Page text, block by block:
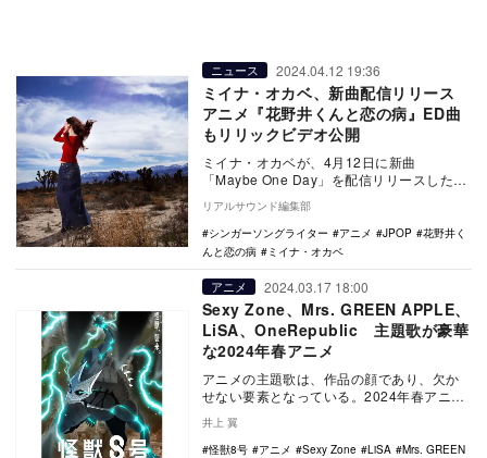
ニュース 2024.04.12 19:36
ミイナ・オカベ、新曲配信リリース
アニメ『花野井くんと恋の病』ED曲
もリリックビデオ公開
ミイナ・オカベが、4月12日に新曲
「Maybe One Day」を配信リリースした。
同楽曲は2025年発売予定の2ndアル…
リアルサウンド編集部
シンガーソングライター
アニメ JPOP
花野井く
んと恋の病
ミイナ・オカベ
アニメ 2024.03.17 18:00
Sexy Zone、Mrs. GREEN APPLE、
LiSA、OneRepublic 主題歌が豪華
な2024年春アニメ
アニメの主題歌は、作品の顔であり、欠か
せない要素となっている。2024年春アニメ
を見渡してみると、主題歌が豪華な作品が
多い。春ア…
井上 翼
怪獣8号
アニメ Sexy Zone LiSA
Mrs. GREEN